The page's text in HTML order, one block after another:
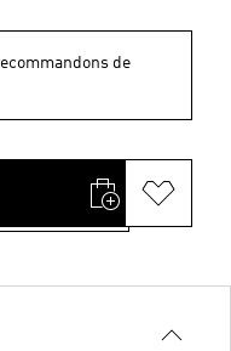
de